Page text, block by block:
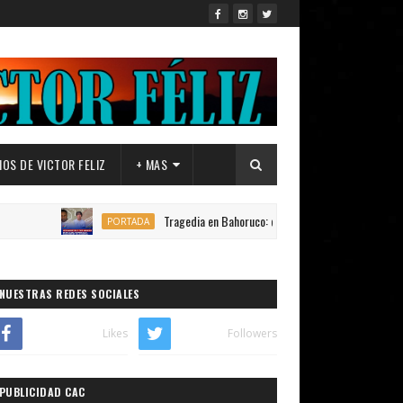
DE VICTOR FELIZ + MAS
PORTADA Tragedia en Bahoruco: conflicto familiar que data de 1993
NUESTRAS REDES SOCIALES
Likes Followers
PUBLICIDAD CAC